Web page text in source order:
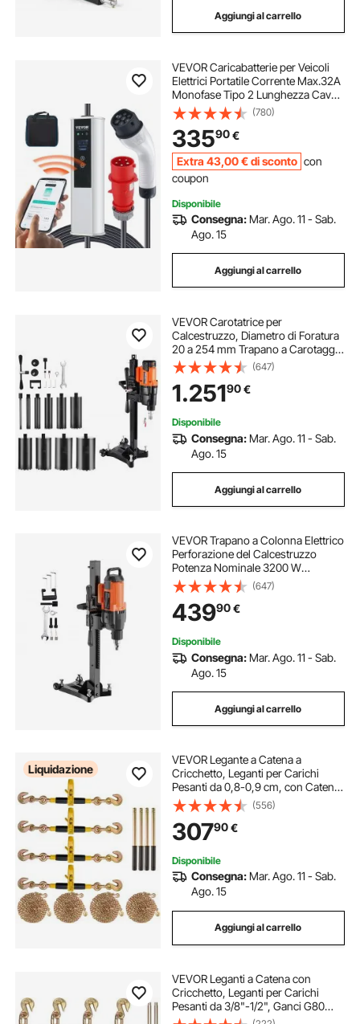
Aggiungi al carrello
VEVOR Caricabatterie per Veicoli
Elettrici Portatile Corrente Max.32A
Monofase Tipo 2 Lunghezza Cavo
7,5m, Caricabatterie EV Portatile
Impermeabilità Schermo LCD IP66
Potenza 7,36kW/22kW Controllo
APP
(780)
33590€
Extra 43,00 €di sconto con
coupon
Disponibile
Consegna: Mar. Ago. 11 - Sab.
Ago. 15
Aggiungi al carrello
VEVOR Carotatrice per
Calcestruzzo, Diametro di Foratura
20 a 254 mm Trapano a Carotaggio
per Calcestruzzo a Secco e a
Umido con Supporto, 10 Punte da
Trapano, 535/920 giri/min, 2
Velocità, 2500 W
(647)
1.25190€
Disponibile
Consegna: Mar. Ago. 11 - Sab.
Ago. 15
Aggiungi al carrello
VEVOR Trapano a Colonna Elettrico
Perforazione del Calcestruzzo
Potenza Nominale 3200 W
Diametro Max. 26 cm, Macchina
Carotatrice Elettrica 750 giri/min
Umido, Trapano per Carotaggio
Diamantato 26 cm
(647)
43990€
Disponibile
Consegna: Mar. Ago. 11 - Sab.
Ago. 15
Aggiungi al carrello
Liquidazione
VEVOR Legante a Catena a
Cricchetto, Leganti per Carichi
Pesanti da 0,8-0,9 cm, con Catene
G80 Limite di Carico Sicuro
3220kg, Maniglia Antiscivolo,
Leganti a Catena per Trasporto per
Rimorchio
(556)
30790€
Disponibile
Consegna: Mar. Ago. 11 - Sab.
Ago. 15
Aggiungi al carrello
VEVOR Leganti a Catena con
Cricchetto, Leganti per Carichi
Pesanti da 3/8"-1/2", Ganci G80
Carico max. 5443kg, Maniglia